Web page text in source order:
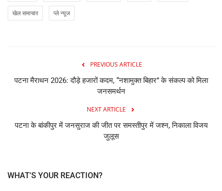
खेल समाचार प्ले न्यूज
PREVIOUS ARTICLE
पटना मैराथन 2026: दौड़े हजारों कदम, “नशामुक्त बिहार” के संकल्प को मिला
जनसमर्थन
NEXT ARTICLE
पटना के बांकीपुर में जनसुराज की जीत पर समस्तीपुर में जश्न, निकाला विजय
जुलूस
WHAT'S YOUR REACTION?